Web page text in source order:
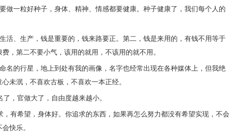
做一粒好种子，身体、精神、情感都要健康。种子健康了，我们每个人的
活、生产，钱是重要的，钱来路要正。第二，钱是来用的，有钱不用等于
，第二不要小气，该用的就用，不该用的就不用。
名的行星，地上到处有我的画像，名字也经常出现在各种媒体上，但我绝
未泯，不喜欢古板，不喜欢一本正经。
，官做大了，自由度越来越小。
有希望，身体好。你追求的东西，如果再怎么努力都没有希望实现，不会
快乐。